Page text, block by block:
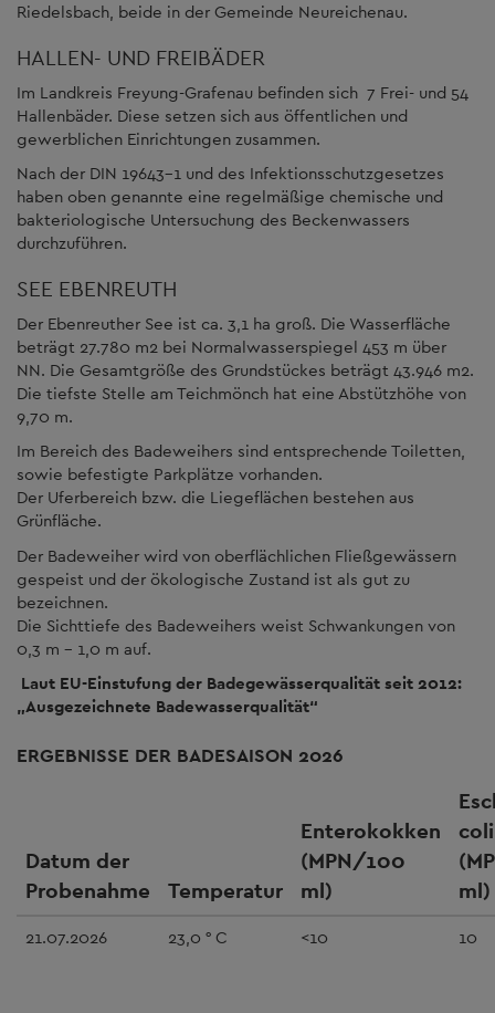
Riedelsbach, beide in der Gemeinde Neureichenau.
HALLEN- UND FREIBÄDER
Im Landkreis Freyung-Grafenau befinden sich 7 Frei- und 54
Hallenbäder. Diese setzen sich aus öffentlichen und
gewerblichen Einrichtungen zusammen.
Nach der DIN 19643-1 und des Infektionsschutzgesetzes
haben oben genannte eine regelmäßige chemische und
bakteriologische Untersuchung des Beckenwassers
durchzuführen.
SEE EBENREUTH
Der Ebenreuther See ist ca. 3,1 ha groß. Die Wasserfläche
beträgt 27.780 m2 bei Normalwasserspiegel 453 m über
NN. Die Gesamtgröße des Grundstückes beträgt 43.946 m2.
Die tiefste Stelle am Teichmönch hat eine Abstützhöhe von
9,70 m.
Im Bereich des Badeweihers sind entsprechende Toiletten,
sowie befestigte Parkplätze vorhanden.
Der Uferbereich bzw. die Liegeflächen bestehen aus
Grünfläche.
Der Badeweiher wird von oberflächlichen Fließgewässern
gespeist und der ökologische Zustand ist als gut zu
bezeichnen.
Die Sichttiefe des Badeweihers weist Schwankungen von
0,3 m - 1,0 m auf.
Laut EU-Einstufung der Badegewässerqualität seit 2012:
„Ausgezeichnete Badewasserqualität“
ERGEBNISSE DER BADESAISON 2026
Datum der
Probenahme
Temperatur
Enterokokken
(MPN/100
ml)
coli
ml)
21.07.2026 23,0 ° C <10 10